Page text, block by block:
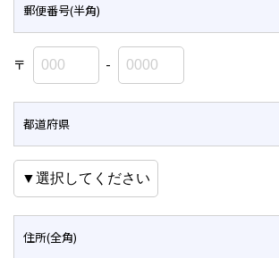
郵便番号(半角)
〒 -
都道府県
住所(全角)